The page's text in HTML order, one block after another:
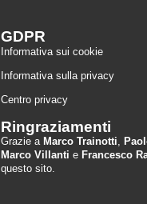
GDPR
Informativa sui cookie
Informativa sulla privacy
Centro privacy
Ringraziamenti
Grazie a Marco Trainotti,
Marco Villanti e Francesco
questo sito.